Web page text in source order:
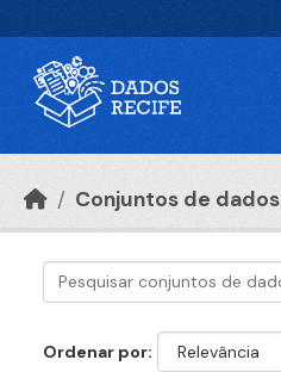
Conjuntos de dados
Ordenar por